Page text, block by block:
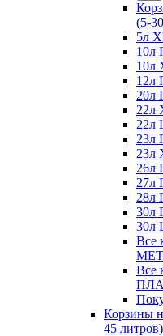
(5-
5л
10л
10л
12л
20л
22л
22л
23л
23л
26л
27л
28л
30л
30л
Все
Все
Корзины
45 литров)